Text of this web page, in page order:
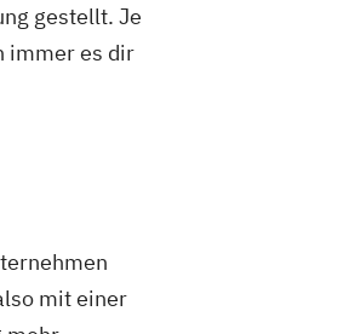
gestellt. Je
immer es dir
mit einer